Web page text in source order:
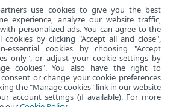
イトの表示
use cookies to give you the best
experience, analyze our website traffic,
personalized ads. You can agree to the
cookies by clicking "Accept all and close",
essential cookies by choosing "Accept
only", or adjust your cookie settings by
cookies". You also have the right to
or change your cookie preferences
the "Manage cookies" link in our website
account settings (if available). For more